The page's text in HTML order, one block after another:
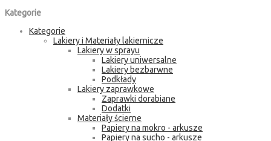
Kategorie
Kategorie
Lakiery i Materiały lakiernicze
Lakiery w sprayu
Lakiery uniwersalne
Lakiery bezbarwne
Podkłady
Lakiery zaprawkowe
Zaprawki dorabiane
Dodatki
Materiały ścierne
Papiery na mokro - arkusze
Papiery na sucho - arkusze